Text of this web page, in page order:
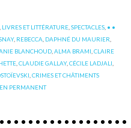
LIVRES ET LITTÉRATURE ,SPECTACLES • •
, REBECCA DAPHNÉ DU MAURIER
BLANCHOUD ,ALMA BRAMI ,CLAIRE
,CLAUDIE GALLAY,CÉCILE LADJALI
,CRIMES ET CHÂTIMENTS
PERMANENT